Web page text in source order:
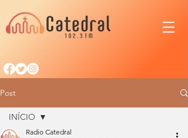
Post
INÍCIO
Radio Catedral